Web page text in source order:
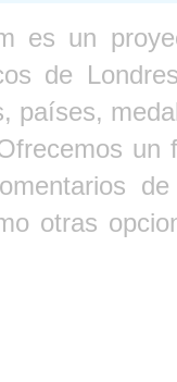
es un
de
países,
un
otras